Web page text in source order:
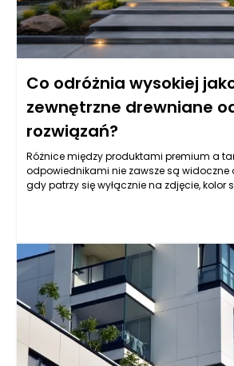
Co odróżnia wysokiej
zewnętrzne drewniane
rozwiązań?
Różnice między produktami premium a
odpowiednikami nie zawsze są widoczne
gdy patrzy się wyłącznie na zdjęcie, kolor
izolacyjności, zabezpieczeniach, powłoce
precyzji wykonania. Tańsze rozwiązania
ceną, jednak mogą oznaczać
trwałości, odporności na wilgoć,
żywotności powłoki ochronnej. W
intensywnie eksploatowane każdego
muszą radzić sobie z deszczem,
temperatury i naprężeniami wynikającymi
Dlatego najważniejsze jest spojrzenie na